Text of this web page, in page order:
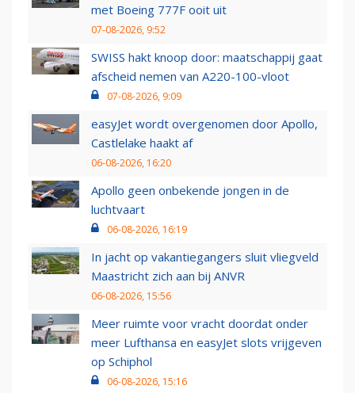
met Boeing 777F ooit uit
07-08-2026, 9:52
SWISS hakt knoop door: maatschappij gaat
afscheid nemen van A220-100-vloot
07-08-2026, 9:09
easyJet wordt overgenomen door Apollo,
Castlelake haakt af
06-08-2026, 16:20
Apollo geen onbekende jongen in de
luchtvaart
06-08-2026, 16:19
In jacht op vakantiegangers sluit vliegveld
Maastricht zich aan bij ANVR
06-08-2026, 15:56
Meer ruimte voor vracht doordat onder
meer Lufthansa en easyJet slots vrijgeven
op Schiphol
06-08-2026, 15:16